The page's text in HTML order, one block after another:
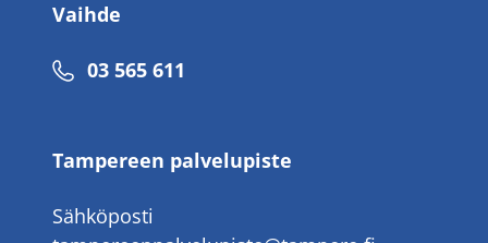
Vaihde
Puhelinnumero
03 565 611
Tampereen palvelupiste
Sähköposti